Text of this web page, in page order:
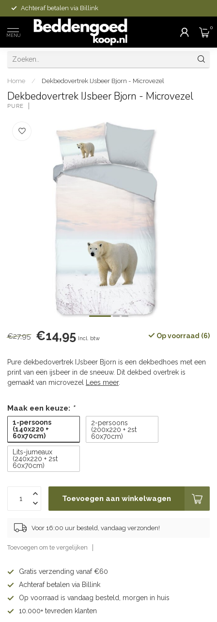
Achteraf betalen via Billink
MENU
0
Home / Dekbedovertrek IJsbeer Bjorn - Microvezel
Dekbedovertrek IJsbeer Bjorn - Microvezel
PURE
€27,95 €14,95 Incl. btw Op voorraad (6)
Pure dekbedovertrek IJsbeer Bjorn is een dekbedhoes met een
print van een ijsbeer in de sneeuw. Dit dekbed overtrek is
gemaakt van microvezel
Lees meer.
Maak een keuze: *
1-persoons
(140x220 +
60x70cm)
2-persoons
(200x220 + 2st
60x70cm)
Lits-jumeaux
(240x220 + 2st
60x70cm)
Toevoegen aan winkelwagen
Voor 16:00 uur besteld, vandaag verzonden!
Toevoegen om te vergelijken
Gratis verzending vanaf €60
Achteraf betalen via Billink
Op voorraad is vandaag besteld, morgen in huis
10.000+ tevreden klanten